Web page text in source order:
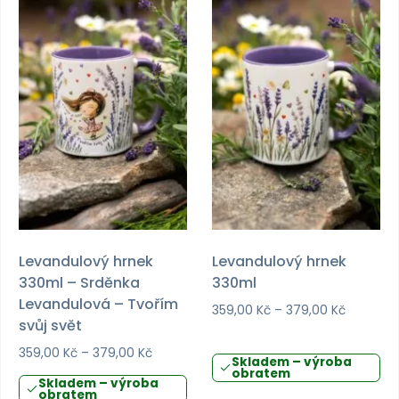
má
více
variant.
Možnosti
lze
vybrat
na
stránce
produktu
má
více
variant.
Možnosti
lze
vybrat
na
stránce
produktu
Levandulový hrnek
330ml – Srděnka
Levandulová – Tvořím
svůj svět
359,00 Kč – 379,00 KčRozpětí
cen:
359,00 Kč
Skladem – výroba
obratem
Levandulový hrnek
330ml
359,00 Kč – 379,00 KčRozpětí
až
379,00
Skladem – výroba
obratem